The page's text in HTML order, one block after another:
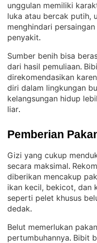
unggulan memiliki
luka atau bercak putih,
menghindari
penyakit.
Sumber benih bisa
dari hasil pemuliaan.
direkomendasikan
diri dalam lingkungan
kelangsungan hidup
liar.
Pemberian
Gizi yang cukup
secara maksimal.
diberikan mencakup
ikan kecil, bekicot, dan
seperti pelet khusus
dedak.
Belut memerlukan
pertumbuhannya. Bibit